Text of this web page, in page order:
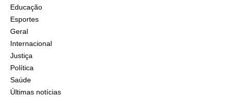
Educação
Esportes
Geral
Internacional
Justiça
Política
Saúde
Últimas notícias